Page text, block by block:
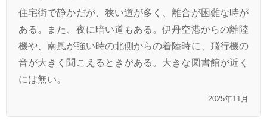
住宅街で静かだが、狭い道が多く、離合が困難な時が
ある。また、夜に暗い道もある。伊丹空港からの離陸
機や、南風が強い時の北側からの着陸時に、飛行機の
音が大きく聞こえるときがある。大きな図書館が近く
には無い。
2025年11月